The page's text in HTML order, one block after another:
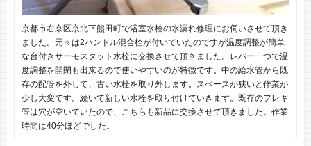
京都市右京区京北下熊田町で浴室水栓の水漏れ修理にお伺いさせて頂き
ました。元々は2ハンドル混合栓が付いていたのですが温度調整が簡単
な台付きサーモスタット水栓に交換させて頂きました。レバー一つで温
度調整を開閉も出来るので使いやすいのが特徴です。中の給水管から既
存の配管を外して、古い水栓を取り外します。スペースが狭いと作業が
少し大変です。続いて新しい水栓を取り付けていきます。既存のフレキ
管は穴が空いていたので、こちらも新品に交換させて頂きました。作業
時間は40分ほどでした。